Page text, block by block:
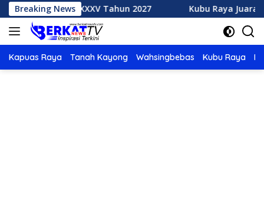
Langsung
ke
konten
Breaking News
XXXV Tahun 2027 Kubu Raya Juara Umum MTQ
Kapuas Raya Tanah Kayong Wahsingbebas Kubu Raya